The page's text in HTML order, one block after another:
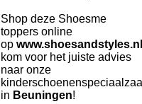
Shop deze Shoesme
toppers online
op www.shoesandstyles.nl
kom voor het juiste advies
naar onze
in Beuningen!